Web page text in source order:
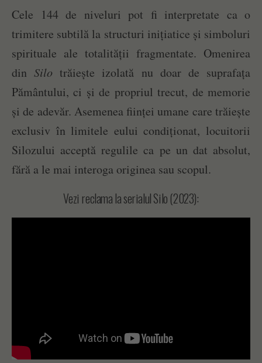
Cele 144 de niveluri pot fi interpretate ca o
trimitere subtilă la structuri inițiatice și simboluri
spirituale ale totalității fragmentate. Omenirea
dinSilo trăiește izolată nu doar de suprafața
Pământului, ci și de propriul trecut, de memorie
și de adevăr. Asemenea ființei umane care trăiește
exclusiv în limitele eului condiționat, locuitorii
Silozului acceptă regulile ca pe un dat absolut,
fără a le mai interoga originea sau scopul.
Vezi reclama la serialul Silo (2023):